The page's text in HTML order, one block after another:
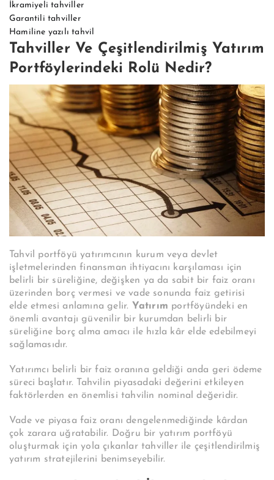
İkramiyeli tahviller
Garantili tahviller
Hamiline yazılı tahvil
Tahviller Ve Çeşitlendirilmiş Yatırım
Portföylerindeki Rolü Nedir?
Tahvil portföyü yatırımcının kurum veya devlet
işletmelerinden finansman ihtiyacını karşılaması için
belirli bir süreliğine, değişken ya da sabit bir faiz oranı
üzerinden borç vermesi ve vade sonunda faiz getirisi
elde etmesi anlamına gelir. Yatırım portföyündeki en
önemli avantajı güvenilir bir kurumdan belirli bir
süreliğine borç alma amacı ile hızla kâr elde edebilmeyi
sağlamasıdır.
Yatırımcı belirli bir faiz oranına geldiği anda geri ödeme
süreci başlatır. Tahvilin piyasadaki değerini etkileyen
faktörlerden en önemlisi tahvilin nominal değeridir.
Vade ve piyasa faiz oranı dengelenmediğinde kârdan
çok zarara uğratabilir. Doğru bir yatırım portföyü
oluşturmak için yola çıkanlar tahviller ile çeşitlendirilmiş
yatırım stratejilerini benimseyebilir.